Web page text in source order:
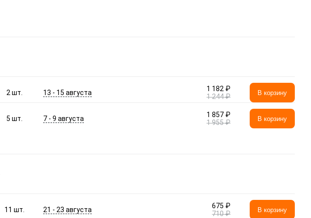
2шт. 13 - 15 августа
1 182 ₽
1 244 ₽
В корзину
5шт. 7 - 9 августа
1 857 ₽
1 955 ₽
В корзину
11шт. 21 - 23 августа
675 ₽
710 ₽
В корзину